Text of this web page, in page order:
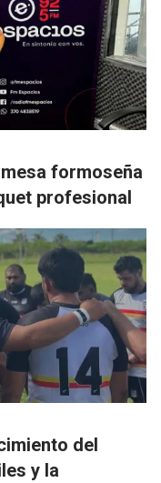
formoseña
profesional
del
y la